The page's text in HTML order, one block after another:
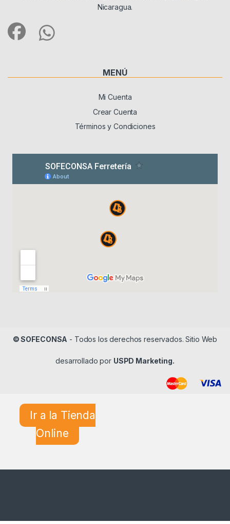
Nicaragua.
MENÚ
Mi Cuenta
Crear Cuenta
Términos y Condiciones
© SOFECONSA - Todos los derechos reservados. Sitio Web
desarrollado por USPD Marketing.
Ir a la Tienda
Online